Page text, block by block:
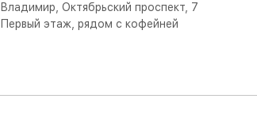
Владимир, Октябрьский проспект, 7
Первый этаж, рядом с кофейней